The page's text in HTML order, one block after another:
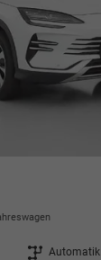
Getriebe Automatik